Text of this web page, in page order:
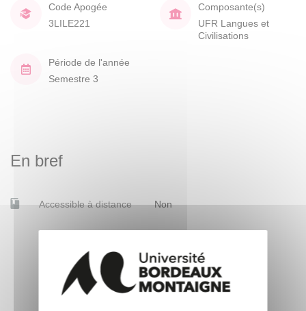
Code Apogée
3LILE221
Composante(s)
UFR Langues et
Civilisations
Période de l'année
Semestre 3
En bref
Accessible à distance Non